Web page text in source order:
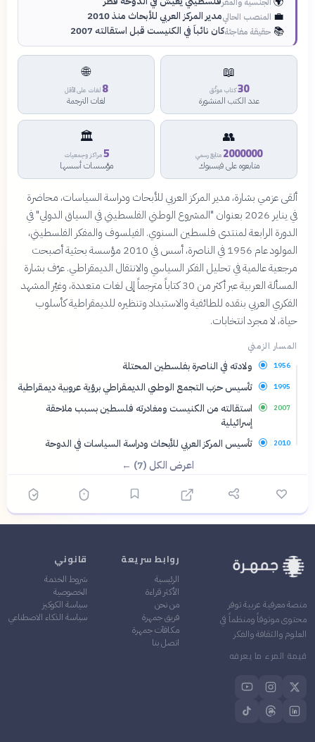
💼 المنصب الحاليمدير المركز العربي للأبحاث منذ 2010
📚 حقيقة مفاجئةكان نائباً في الكنيست قبل استقالته 2007
📖
30كتاب موثّق
عدد الكتب المنشورة
🌐
8 لغات على الأقل
لغات الترجمة
👥
2000000 متابع رسمي
متابعوه على فيسبوك
🏛
5مراكز وجمعيات
مؤسسات أسسها
ألقى عزمي بشارة، مدير المركز العربي للأبحاث ودراسة السياسات، محاضرة
في يناير 2026 بعنوان "المشروع الوطني الفلسطيني في السياق الدولي" في
الدورة الرابعة لمنتدى فلسطين السنوي. الفيلسوف والمفكر الفلسطيني،
المولود عام 1956 في الناصرة، أسس في 2010 مؤسسة بحثية أصبحت
مرجعية عالمية في تحليل الفكر السياسي والانتقال الديمقراطي. عرّف بشارة
المسألة العربية عبر أكثر من 30 كتاباً مترجماً إلى لغات متعددة، وغيّر المشهد
الفكري العربي بنقده للطائفية والاستبداد وتنظيره للديمقراطية كأسلوب
حياة، لا مجرد انتخابات.
المسار الزمني
1956 ولادته في الناصرة بفلسطين المحتلة
1995 تأسيس حزب التجمع الوطني الديمقراطي برؤية عروبية ديمقراطية
2007
استقالته من الكنيست ومغادرته فلسطين بسبب ملاحقة
إسرائيلية
2010 تأسيس المركز العربي للأبحاث ودراسة السياسات في الدوحة
اعرض الكل (7) ←
منصة معرفية عربية توفر
محتوى موثوقاً ومنظماً في
العلوم والثقافة والفكر
قيمة المرء ما يعرفه
روابط سريعة
الرئيسية
الأكثر قراءة
من نحن
فريق جمهرة
مكافآت جمهرة
اتصل بنا
قانوني
شروط الخدمة
الخصوصية
سياسة الكوكيز
سياسة الذكاء الاصطناعي